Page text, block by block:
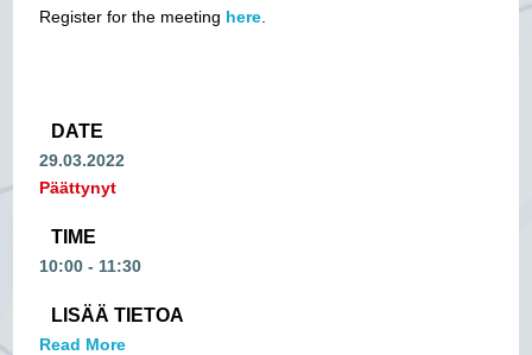
Register for the meeting here
DATE
29.03.2022
Päättynyt
TIME
10:00 - 11:30
LISÄÄ TIETOA
Read More